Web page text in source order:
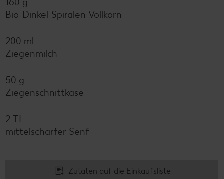
Bio-Dinkel-Spiralen Vollkorn
200 ml
Ziegenmilch
50 g
Ziegenschnittkäse
2 TL
mittelscharfer Senf
Zutaten auf die Einkaufsliste